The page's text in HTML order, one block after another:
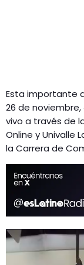
Esta importante
26 de
vivo a través de
Online y Univalle
la Carrera de
R
e